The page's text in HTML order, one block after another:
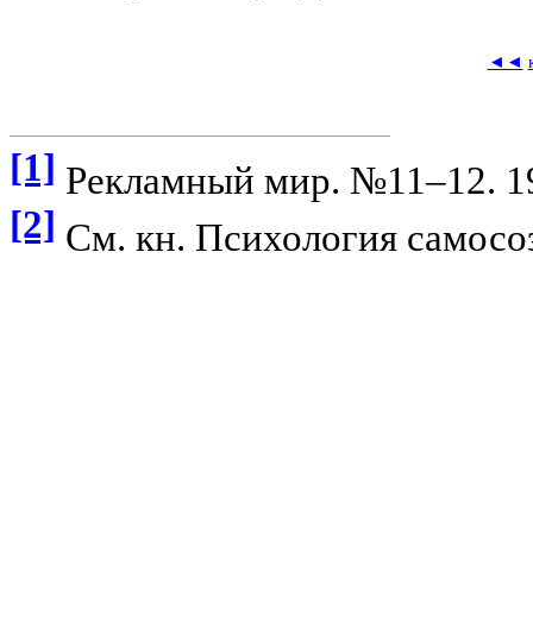
◄◄
[1] Рекламный мир. №11–12.
[2] См. кн. Психология